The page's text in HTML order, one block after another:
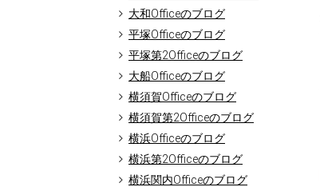
大和Officeのブログ
平塚Officeのブログ
平塚第2Officeのブログ
大船Officeのブログ
横須賀Officeのブログ
横須賀第2Officeのブログ
横浜Officeのブログ
横浜第2Officeのブログ
横浜関内Officeのブログ